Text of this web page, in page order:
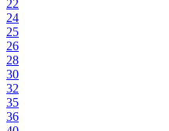
22
24
25
26
28
30
32
35
36